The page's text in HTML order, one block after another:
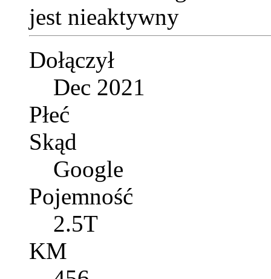
Dołączył
Dec 2021
Płeć
Skąd
Google
Pojemność
2.5T
KM